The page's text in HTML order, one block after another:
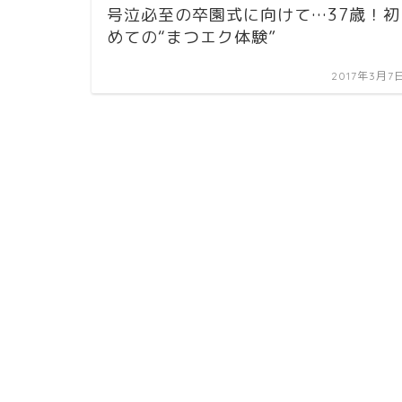
号泣必至の卒園式に向けて…37歳！初
めての“まつエク体験”
2017年3月7